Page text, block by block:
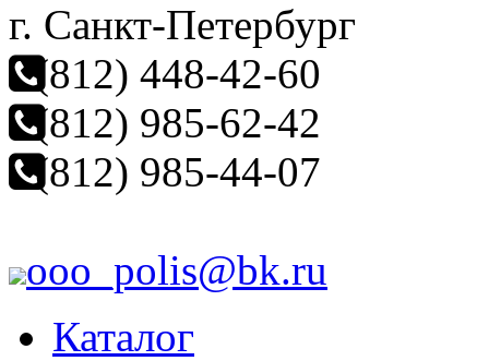
г. Санкт-Петербург
(812) 448-42-60
(812) 985-62-42
(812) 985-44-07
ooo_polis@bk.ru
Каталог